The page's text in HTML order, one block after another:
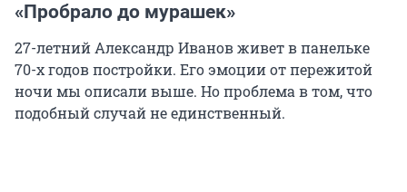
«Пробрало до мурашек»
27-летнийАлександр Иванов живет в панельке
70-хгодов постройки. Его эмоции от пережитой
ночи мы описали выше. Но проблема в том, что
подобный случай не единственный.